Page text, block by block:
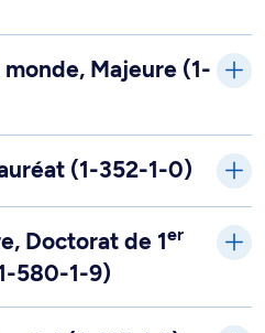
Majeure (1-
(1-352-1-0)
Doctorat de 1er
580-1-9)